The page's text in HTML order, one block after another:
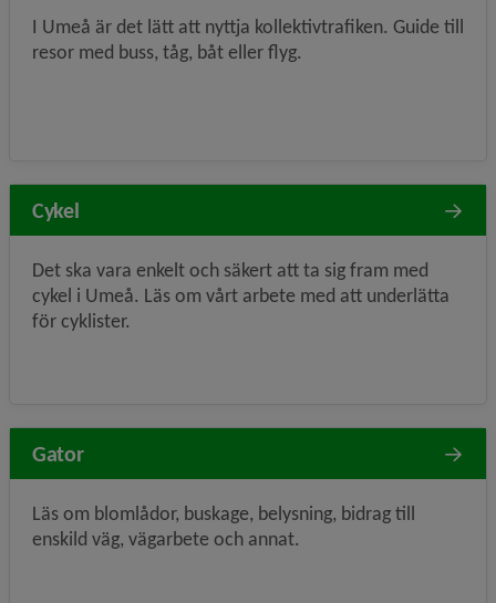
I Umeå är det lätt att nyttja kollektivtrafiken. Guide till
resor med buss, tåg, båt eller flyg.
Cykel
Det ska vara enkelt och säkert att ta sig fram med
cykel i Umeå. Läs om vårt arbete med att underlätta
för cyklister.
Gator
Läs om blomlådor, buskage, belysning, bidrag till
enskild väg, vägarbete och annat.